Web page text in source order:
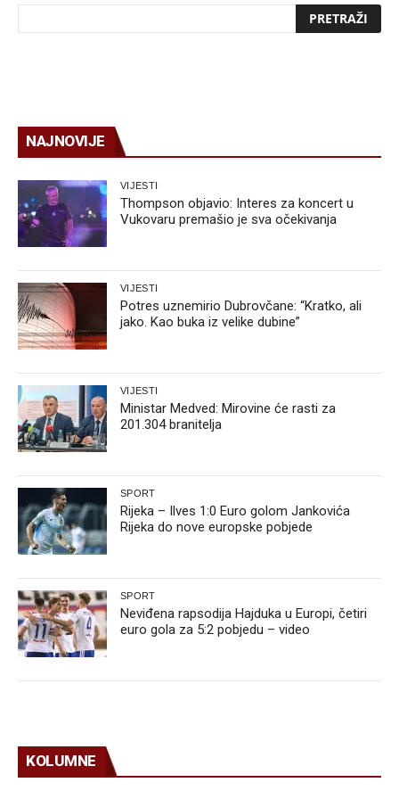
NAJNOVIJE
VIJESTI
Thompson objavio: Interes za koncert u
Vukovaru premašio je sva očekivanja
VIJESTI
Potres uznemirio Dubrovčane: “Kratko, ali
jako. Kao buka iz velike dubine”
VIJESTI
Ministar Medved: Mirovine će rasti za
201.304 branitelja
SPORT
Rijeka – Ilves 1:0 Euro golom Jankovića
Rijeka do nove europske pobjede
SPORT
Neviđena rapsodija Hajduka u Europi, četiri
euro gola za 5:2 pobjedu – video
KOLUMNE